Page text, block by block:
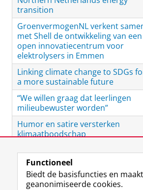
transition
GroenvermogenNL verkent
met Shell de ontwikkeling van een
open innovatiecentrum voor
elektrolysers in Emmen
Linking climate change to SDGs
a more sustainable future
“We willen graag dat leerlingen
milieubewuster worden”
Humor en satire versterken
klimaatboodschap
View this page in:English
Functioneel
Biedt de basisfuncties en
geanonimiseerde cookies.